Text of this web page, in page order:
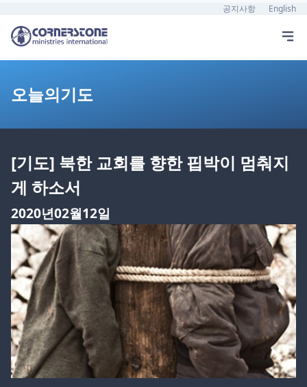
공지사항 English
오늘의기도
[기도] 북한 교회를 향한 핍박이 멈춰지
게 하소서
2020년02월12일